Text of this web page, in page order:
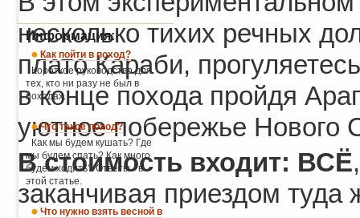
несколько тихих речных
плато Караби,
в конце похода пройдя
уютное побережье Нового
В стоимость входит: ВСЁ
заканчивая приездом туда
Информация:
Как пойти в поход?
Короткое руководство для
тех, кто ни разу не был в
походах.
Что такое поход?
Как мы будем кушать? Где
мы будем спать? Как много
будем ходить? Ответы - в
этой статье.
Что нужно взять весной в